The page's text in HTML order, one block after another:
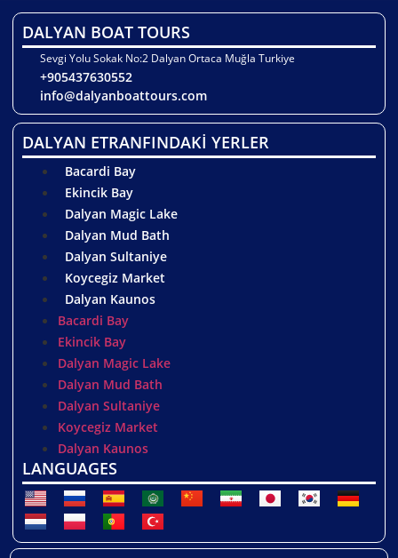
DALYAN BOAT TOURS
Sevgi Yolu Sokak No:2 Dalyan Ortaca Muğla Turkiye
+905437630552
info@dalyanboattours.com
DALYAN ETRANFINDAKİ YERLER
Bacardi Bay
Ekincik Bay
Dalyan Magic Lake
Dalyan Mud Bath
Dalyan Sultaniye
Koycegiz Market
Dalyan Kaunos
Bacardi Bay
Ekincik Bay
Dalyan Magic Lake
Dalyan Mud Bath
Dalyan Sultaniye
Koycegiz Market
Dalyan Kaunos
LANGUAGES